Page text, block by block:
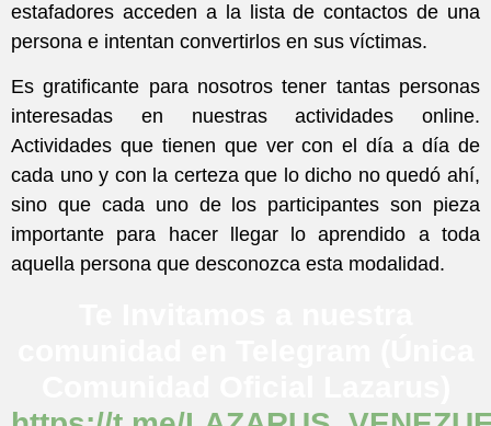
estafadores acceden a la lista de contactos de una
persona e intentan convertirlos en sus víctimas.
Es gratificante para nosotros tener tantas personas
interesadas en nuestras actividades online.
Actividades que tienen que ver con el día a día de
cada uno y con la certeza que lo dicho no quedó ahí,
sino que cada uno de los participantes son pieza
importante para hacer llegar lo aprendido a toda
aquella persona que desconozca esta modalidad.